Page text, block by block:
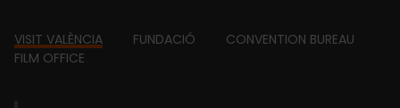
Footer
VISIT VALÈNCIA FUNDACIÓ
CONVENTION BUREAU
FILM OFFICE